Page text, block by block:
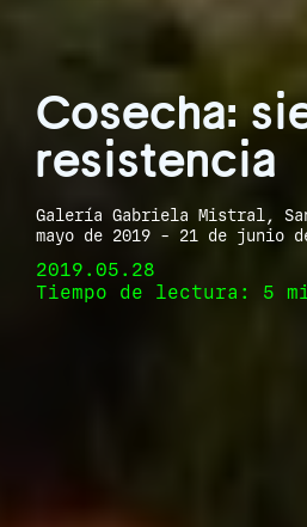
Cosecha:
resistencia
Galería Gabriela Mistral,
mayo de 2019 - 21 de junio
2019.05.28
Tiempo de lectura: 5